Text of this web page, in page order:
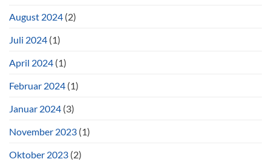
August 2024 (2)
Juli 2024 (1)
April 2024 (1)
Februar 2024 (1)
Januar 2024 (3)
November 2023 (1)
Oktober 2023 (2)